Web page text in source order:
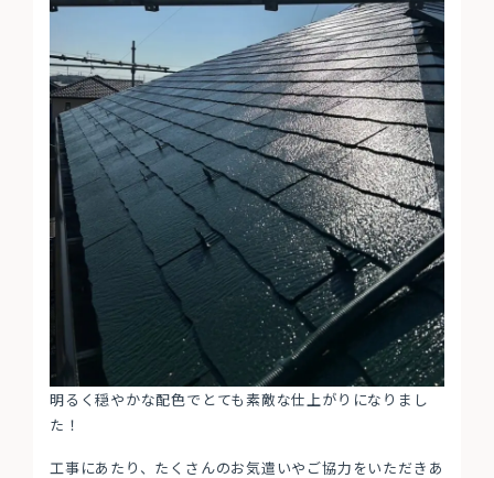
明るく穏やかな配色でとても素敵な仕上がりになりまし
た！
工事にあたり、たくさんのお気遣いやご協力をいただきあ